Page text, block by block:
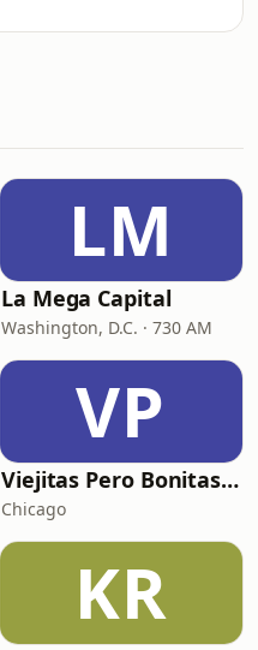
LM
La Mega Capital
Washington, D.C. · 730 AM
VP
Viejitas Pero Bonitas Radio
Chicago
KR